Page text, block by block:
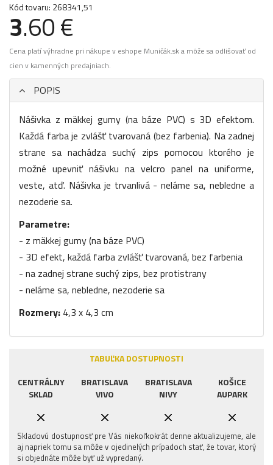
Kód tovaru: 268341,51
3.60 €
Cena platí výhradne pri nákupe v eshope Muničák.sk a môže sa odlišovať od
cien v kamenných predajniach.
POPIS
Nášivka z mäkkej gumy (na báze PVC) s 3D efektom.
Každá farba je zvlášť tvarovaná (bez farbenia). Na zadnej
strane sa nachádza suchý zips pomocou ktorého je
možné upevniť nášivku na velcro panel na uniforme,
veste, atď. Nášivka je trvanlivá - neláme sa, nebledne a
nezoderie sa.
Parametre:
- z mäkkej gumy (na báze PVC)
- 3D efekt, každá farba zvlášť tvarovaná, bez farbenia
- na zadnej strane suchý zips, bez protistrany
- neláme sa, nebledne, nezoderie sa
Rozmery: 4,3 x 4,3 cm
TABUĽKA DOSTUPNOSTI
CENTRÁLNY
SKLAD
BRATISLAVA
VIVO
BRATISLAVA
NIVY
KOŠICE
AUPARK
Skladovú dostupnosť pre Vás niekoľkokrát denne aktualizujeme, ale
aj napriek tomu sa môže v ojedinelých prípadoch stať, že tovar, ktorý
si objednáte môže byť už vypredaný.